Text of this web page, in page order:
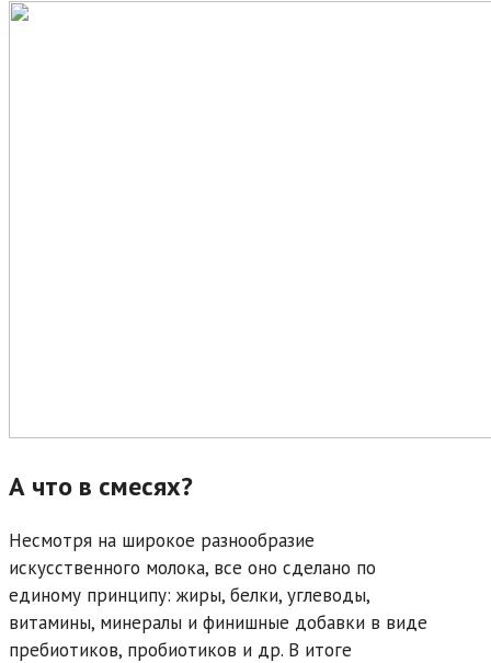
А что в смесях?
Несмотря на широкое разнообразие
искусственного молока, все оно сделано по
единому принципу: жиры, белки, углеводы,
витамины, минералы и финишные добавки в виде
пребиотиков, пробиотиков и др. В итоге